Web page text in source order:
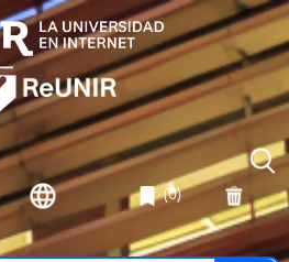
(0)